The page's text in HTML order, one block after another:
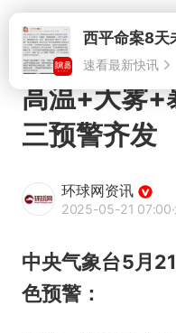
高温+大雾+
三预警齐发
环球网资讯
2025-05-21 07:00
中央气象台5月
色预警：